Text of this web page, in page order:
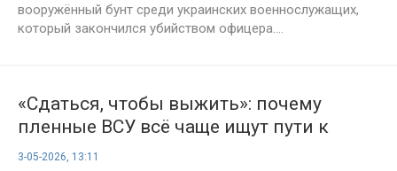
вооружённый бунт среди украинских военнослужащих,
который закончился убийством офицера....
«Сдаться, чтобы выжить»: почему
пленные ВСУ всё чаще ищут пути к
российским позициям
3-05-2026, 13:11